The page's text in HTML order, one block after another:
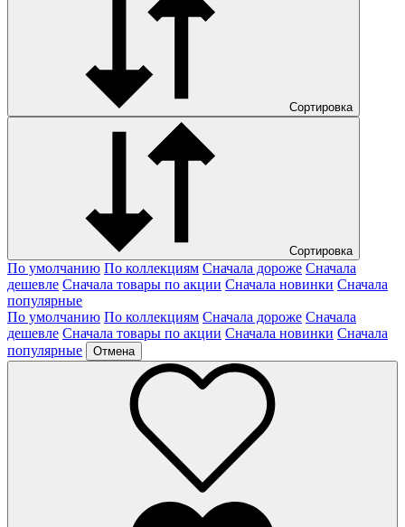
Сортировка
Сортировка
По умолчанию По коллекциям Сначала дороже Сначала
дешевле Сначала товары по акции Сначала новинки Сначала
популярные
По умолчанию По коллекциям Сначала дороже Сначала
дешевле Сначала товары по акции Сначала новинки Сначала
популярные
Отмена